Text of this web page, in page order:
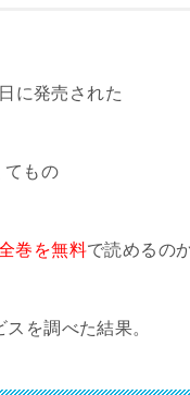
に発売された
てもの
巻を無料で読めるのか
を調べた結果。